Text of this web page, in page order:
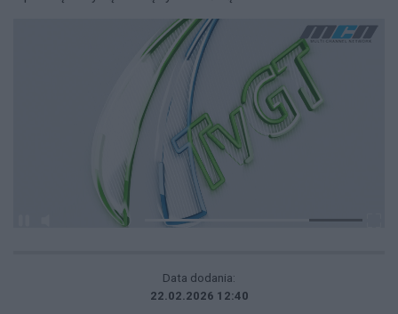
Data dodania:
22.02.2026 12:40